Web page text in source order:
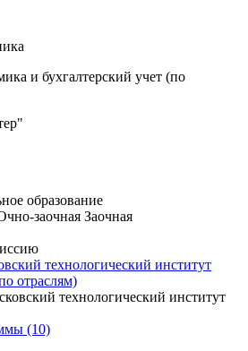
и бухгалтерский учет (по
образование
заочная Заочная
технологический институт
отраслям)
(10)